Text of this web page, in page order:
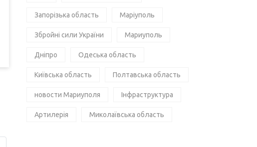
Запорізька область Маріуполь
Збройні сили України Мариуполь
Дніпро Одеська область
Київська область Полтавська область
новости Мариуполя Інфраструктура
Артилерія Миколаївська область